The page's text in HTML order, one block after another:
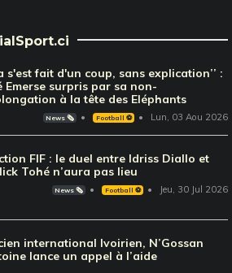
s'est fait d'un coup, sans explication’’ :
Emerse surpris par sa non-
à la tête des Eléphants
News 🗞️ Football ⚽️ Lun, 03 Aou 2026
FIF : le duel entre Idriss Diallo et
Tohé n’aura pas lieu
News 🗞️ Football ⚽️ Jeu, 30 Jul 2026
international Ivoirien, N’Gossan
lance un appel à l’aide